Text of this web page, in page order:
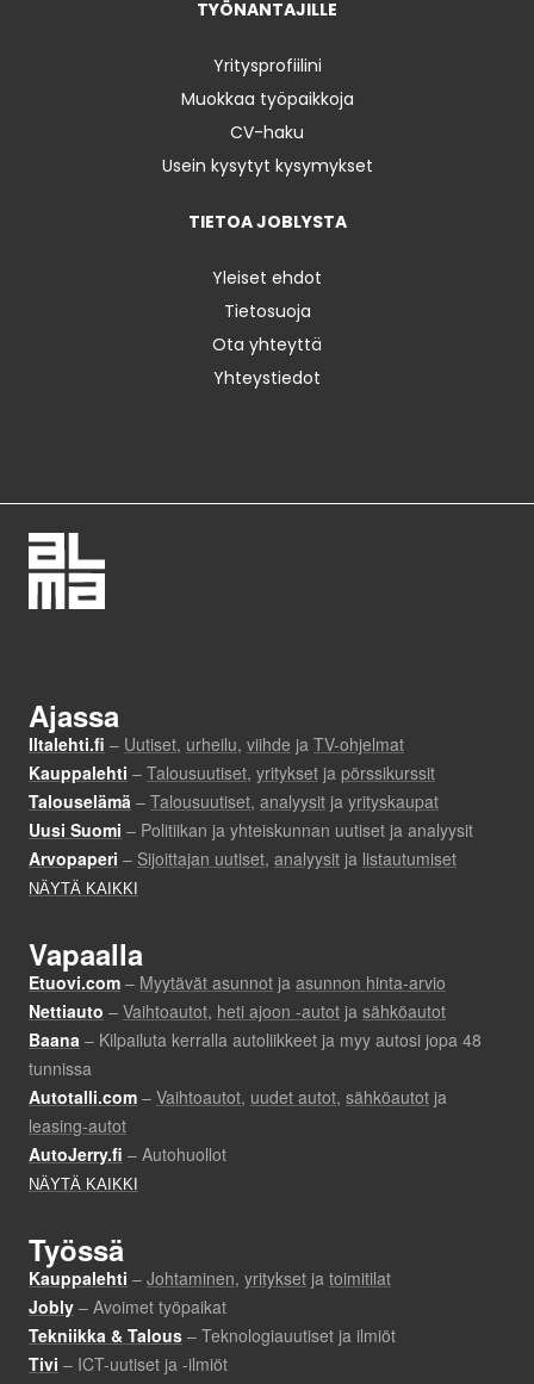
TYÖNANTAJILLE
Yritysprofiilini
Muokkaa työpaikkoja
CV-haku
Usein kysytyt kysymykset
TIETOA JOBLYSTA
Yleiset ehdot
Tietosuoja
Ota yhteyttä
Yhteystiedot